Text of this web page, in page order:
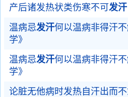
产后诸发热状类伤寒不可 发汗
温病忌发汗何以温病非得汗
学》
温病忌发汗何以温病非得汗
学》
论脏无他病时发热自汗出而